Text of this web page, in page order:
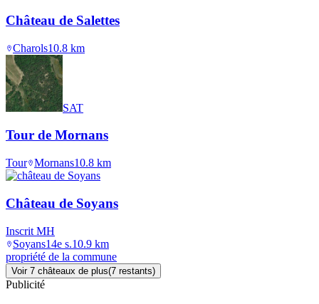
Château de Salettes
Charols10.8 km
SAT
Tour de Mornans
Tour Mornans10.8 km
Château de Soyans
Inscrit MH
Soyans14e s.10.9 km
propriété de la commune
Voir 7 châteaux de plus(7 restants)
Publicité